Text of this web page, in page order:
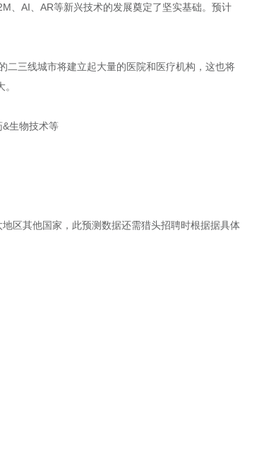
、AI、AR等新兴技术的发展奠定了坚实基础。预计
二三线城市将建立起大量的医院和医疗机构，这也将
&生物技术等
区其他国家，此预测数据还需猎头招聘时根据据具体